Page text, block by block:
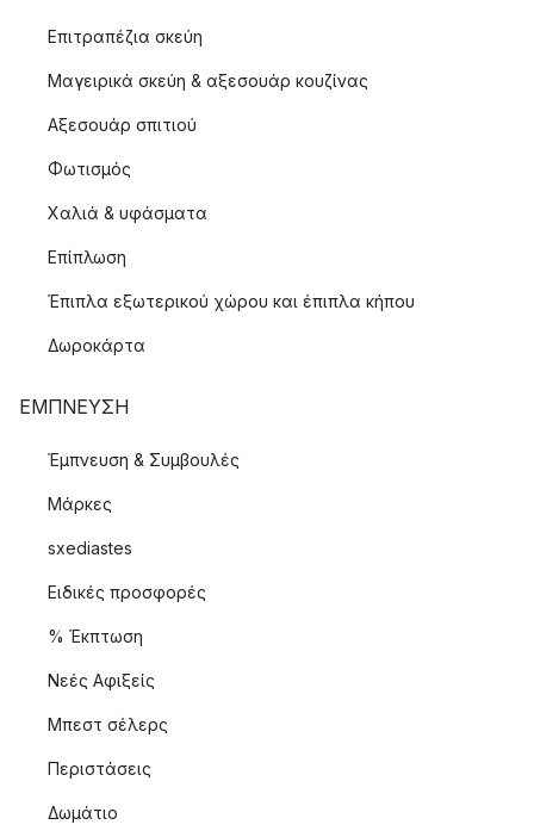
Επιτραπέζια σκεύη
Μαγειρικά σκεύη & αξεσουάρ κουζίνας
Αξεσουάρ σπιτιού
Φωτισμός
Χαλιά & υφάσματα
Επίπλωση
Έπιπλα εξωτερικού χώρου και έπιπλα κήπου
Δωροκάρτα
ΈΜΠΝΕΥΣΗ
Έμπνευση & Συμβουλές
Μάρκες
sxediastes
Ειδικές προσφορές
% Έκπτωση
Νεές Αφιξείς
Μπεστ σέλερς
Περιστάσεις
Δωμάτιο